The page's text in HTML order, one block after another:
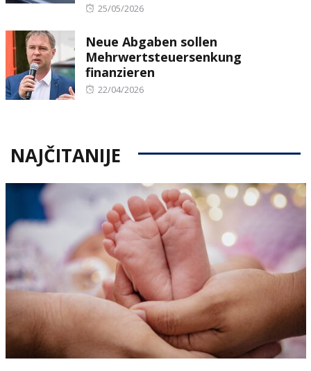
Posted
25/05/2026
Neue Abgaben sollen
Mehrwertsteuersenkung
finanzieren
Posted
22/04/2026
NAJČITANIJE